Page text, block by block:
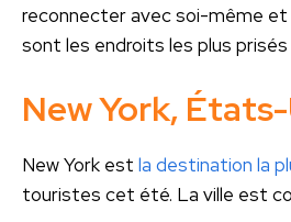
reconnecter avec soi-même et
sont les endroits les plus
New York,
New York est la destination la
touristes cet été. La ville est